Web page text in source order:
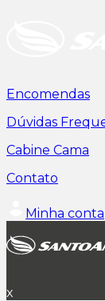
Encomendas
Dúvidas
Cabine Cama
Contato
Minha conta
x